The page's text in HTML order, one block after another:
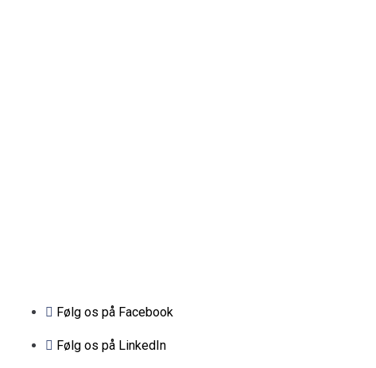
Følg os på Facebook
Følg os på LinkedIn